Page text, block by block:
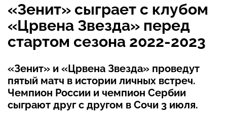
«Зенит» сыграет с клубом
«Црвена Звезда» перед
стартом сезона 2022-2023
«Зенит» и «Црвена Звезда» проведут
пятый матч в истории личных встреч.
Чемпион России и чемпион Сербии
сыграют друг с другом в Сочи 3 июля.